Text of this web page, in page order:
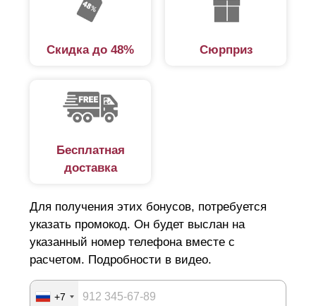
Скидка до 48% Сюрприз
Бесплатная
доставка
Для получения этих бонусов, потребуется
указать промокод. Он будет выслан на
указанный номер телефона вместе с
расчетом. Подробности в видео.
+7